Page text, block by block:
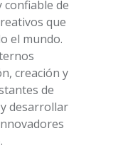
confiable de
que
el mundo.
creación y
de
desarrollar